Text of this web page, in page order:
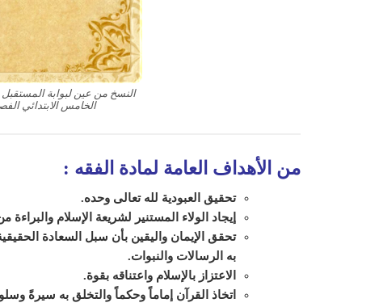
النسخ من عين لبوابة
الخامس الابتدائي الفصل
من الأهداف العامة لمادة الفقه :
تحقيق العبودية لله تعالى وحده.
إيجاد الولاء المستنير لشريعة الإسلام
تحقق الإيمان واليقين بأن سبل السعادة
به الرسالات والنبوات.
الاعتزاز بالإسلام واعتناقه بقوة.
اتخاذ القرآن إماماً وحكماً والتخلق به سيرةً